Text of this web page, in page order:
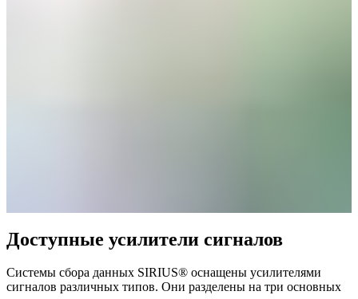
Доступные усилители сигналов
Системы сбора данных SIRIUS® оснащены усилителями
сигналов различных типов. Они разделены на три основных